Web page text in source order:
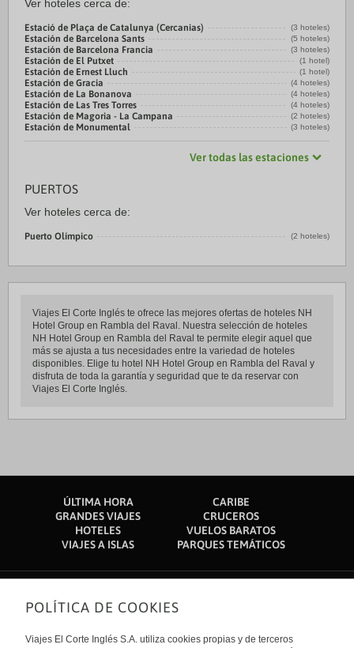
Ver hoteles cerca de:
Estació de Plaça de Catalunya (Cercanias) (3 hoteles)
Estación de Barcelona Sants (5 hoteles)
Estación de Barcelona Francia (3 hoteles)
Estación de El Putxet (1 hotel)
Estación de Ernest Lluch (1 hotel)
Estación de Gracia (4 hoteles)
Estación de La Bonanova (4 hoteles)
Estación de Las Tres Torres (4 hoteles)
Estación de Magoria - La Campana (2 hoteles)
Estación de Monumental (3 hoteles)
Ver todas las estaciones
PUERTOS
Ver hoteles cerca de:
Puerto Olímpico (2 hoteles)
Viajes El Corte Inglés te ofrece las mejores ofertas de hoteles NH
Hotel Group en Rambla del Raval. Nuestra selección de hoteles
NH Hotel Group en Rambla del Raval te permite elegir aquel que
más se ajusta a tus necesidades entre la variedad de hoteles
disponibles. Elige tu hotel NH Hotel Group en Rambla del Raval y
disfruta de toda la garantía y seguridad que te da reservar con
Viajes El Corte Inglés.
ÚLTIMA HORA
CARIBE
GRANDES VIAJES
CRUCEROS
HOTELES
VUELOS BARATOS
VIAJES A ISLAS
PARQUES TEMÁTICOS
Sobre nosotros
Quiénes somos
POLÍTICA DE COOKIES
Viajes El Corte Inglés S.A. utiliza cookies propias y de terceros